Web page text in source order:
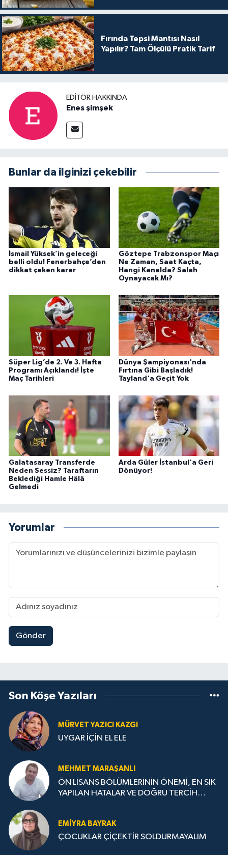
Fırında Tepsi Mantısı Nasıl
Yapılır? Tam Ölçülü Pratik Tarif
EDITÖR HAKKINDA
Enes şimşek
Bunlar da ilginizi çekebilir
İsmail Yüksek’in geleceği
belli oldu! Fenerbahçe’den
dikkat çeken karar
Göztepe Trabzonspor Maçı
Ne Zaman, Saat Kaçta,
Hangi Kanalda? Salah
Oynayacak Mı?
Süper Lig’de 2. Ve 3. Hafta
Programı Açıklandı! İşte
Maç Tarihleri
Dünya Şampiyonası'nda
Fırtına Gibi Başladık!
Tayland'a Geçit Yok
Galatasaray Transferde
Neden Sessiz? Taraftarın
Beklediği Hamle Hâlâ
Gelmedi
Arda Güler İstanbul'a Geri
Dönüyor!
Yorumlar
Gönder
Son Köşe Yazıları
MÜRVET YAZICI KAZGI
UYGAR İÇİN EL ELE
MEHMET MARAŞANLI
ÖN LİSANS BÖLÜMLERİNİN ÖNEMİ, EN SIK
YAPILAN HATALAR VE DOĞRU TERCİH
EMIYRA BAYRAK
ÇOCUKLAR ÇİÇEKTİR SOLDURMAYALIM